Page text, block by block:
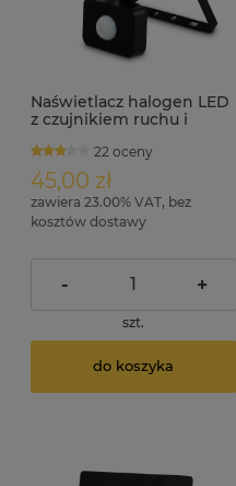
Naświetlacz halogen LED
z czujnikiem ruchu i
FLODI-S 20W
22 oceny
45,00 zł
zawiera 23.00% VAT, bez
kosztów dostawy
- +
szt.
do koszyka